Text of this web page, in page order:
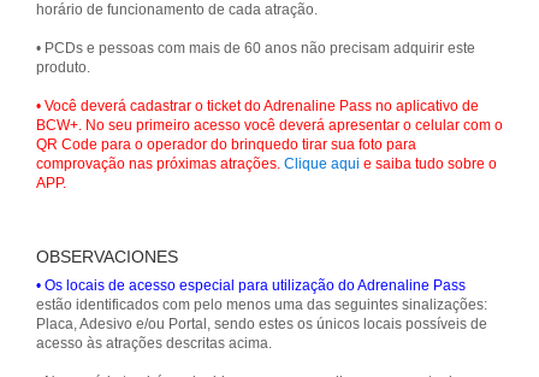
horário de funcionamento de cada atração.
• PCDs e pessoas com mais de 60 anos não precisam adquirir este
produto.
• Você deverá cadastrar o ticket do Adrenaline Pass no aplicativo de
BCW+. No seu primeiro acesso você deverá apresentar o celular com o
QR Code para o operador do brinquedo tirar sua foto para
comprovação nas próximas atrações. Clique aqui e saiba tudo sobre o
APP.
OBSERVACIONES
• Os locais de acesso especial para utilização do Adrenaline Pass
estão identificados com pelo menos uma das seguintes sinalizações:
Placa, Adesivo e/ou Portal, sendo estes os únicos locais possíveis de
acesso às atrações descritas acima.